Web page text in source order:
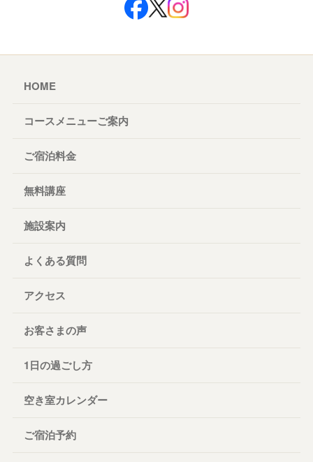
HOME
コースメニューご案内
ご宿泊料金
無料講座
施設案内
よくある質問
アクセス
お客さまの声
1日の過ごし方
空き室カレンダー
ご宿泊予約